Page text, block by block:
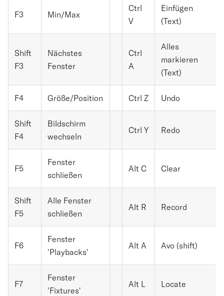
F3 Min/Max
Ctrl
V
Einfügen
(Text)
Shift
F3
Nächstes
Fenster
Ctrl
A
Alles
markieren
(Text)
F4 Größe/Position Ctrl Z Undo
Shift
F4
Bildschirm
wechseln
Ctrl Y Redo
F5
Fenster
schließen
Alt C Clear
Shift
F5
Alle Fenster
schließen
Alt R Record
F6
Fenster
'Playbacks'
Alt A Avo (shift)
F7
Fenster
'Fixtures'
Alt L Locate